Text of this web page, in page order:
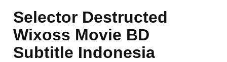
Selector Destructed
Wixoss Movie BD
Subtitle Indonesia